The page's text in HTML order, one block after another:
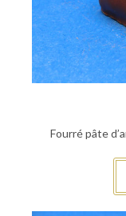
Fourré pâte